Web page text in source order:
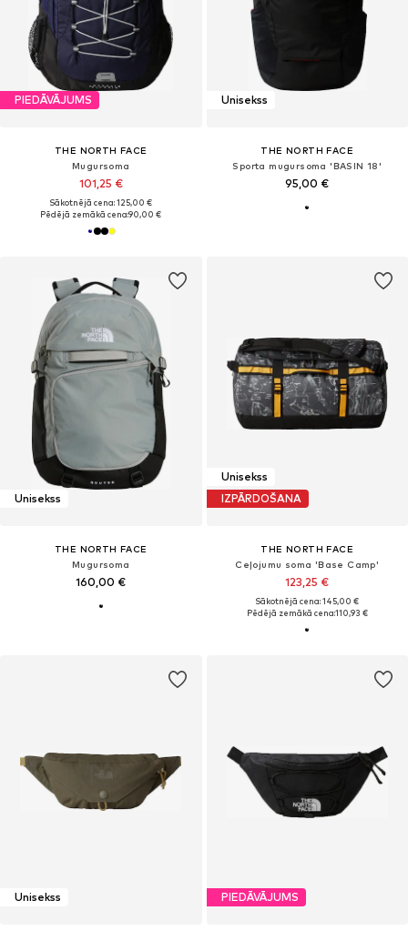
PIEDĀVĀJUMS
THE NORTH FACE
Mugursoma
101,25 €
Sākotnējā cena: 125,00 €
Pēdējā zemākā cena:90,00 €
Unisekss
THE NORTH FACE
Sporta mugursoma 'BASIN 18'
95,00 €
Unisekss
THE NORTH FACE
Mugursoma
160,00 €
Unisekss
IZPĀRDOŠANA
THE NORTH FACE
Ceļojumu soma 'Base Camp'
123,25 €
Sākotnējā cena: 145,00 €
Pēdējā zemākā cena:110,93 €
Unisekss PIEDĀVĀJUMS